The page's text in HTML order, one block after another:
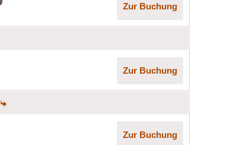
Zur Buchung
Zur Buchung
Zur Buchung